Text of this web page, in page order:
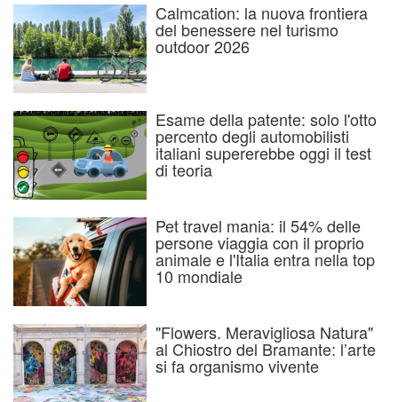
Calmcation: la nuova frontiera
del benessere nel turismo
outdoor 2026
Esame della patente: solo l'otto
percento degli automobilisti
italiani supererebbe oggi il test
di teoria
Pet travel mania: il 54% delle
persone viaggia con il proprio
animale e l'Italia entra nella top
10 mondiale
"Flowers. Meravigliosa Natura"
al Chiostro del Bramante: l’arte
si fa organismo vivente